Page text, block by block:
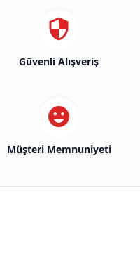
Güvenli Alışveriş
Müşteri Memnuniyeti